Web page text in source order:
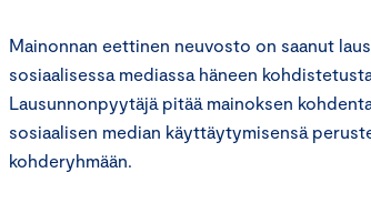
Mainonnan eettinen neuvosto on saanut
sosiaalisessa mediassa häneen
Lausunnonpyytäjä pitää mainoksen
sosiaalisen median käyttäytymisensä
kohderyhmään.